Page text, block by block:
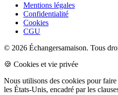
Mentions légales
Confidentialité
Cookies
CGU
© 2026 Échangersamaison. Tous
🍪 Cookies et vie privée
Nous utilisons des cookies pour
les États-Unis, encadré par les